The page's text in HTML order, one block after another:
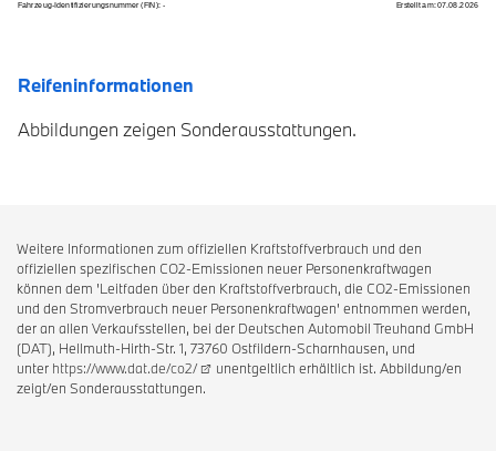
Reifeninformationen
Abbildungen zeigen Sonderausstattungen.
Weitere Informationen zum offiziellen Kraftstoffverbrauch und den
offiziellen spezifischen CO2-Emissionen neuer Personenkraftwagen
können dem 'Leitfaden über den Kraftstoffverbrauch, die CO2-Emissionen
und den Stromverbrauch neuer Personenkraftwagen' entnommen werden,
der an allen Verkaufsstellen, bei der Deutschen Automobil Treuhand GmbH
(DAT), Hellmuth-Hirth-Str. 1, 73760 Ostfildern-Scharnhausen, und
unter https://www.dat.de/co2/
unentgeltlich erhältlich ist. Abbildung/en
zeigt/en Sonderausstattungen.